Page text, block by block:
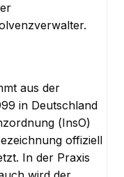
aus der
in Deutschland
(InsO)
offiziell
In der Praxis